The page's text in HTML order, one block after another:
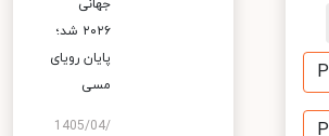
جهانی
۲۰۲۶ شد؛
پایان رویای
مسی
1405/04/